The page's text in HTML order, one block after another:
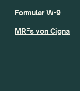
Formular W-9
MRFs von Cigna